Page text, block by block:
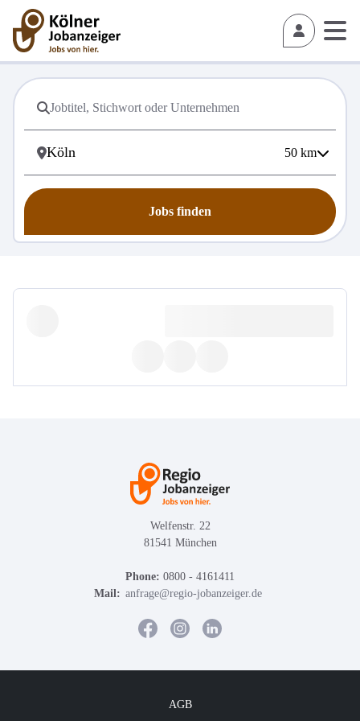
50 km
Jobs finden
Welfenstr. 22
81541 München
Phone: 0800 - 4161411
Mail: anfrage@regio-jobanzeiger.de
AGB